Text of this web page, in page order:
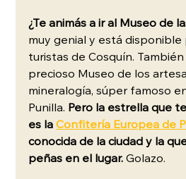
¿Te animás a ir al Museo de
muy genial y está disponible
turistas de Cosquín.
precioso Museo de los
mineralogía, súper famoso
Punilla. Pero la estrella que
es la Confitería Europea de
conocida de la ciudad y la
peñas en el lugar. Golazo.